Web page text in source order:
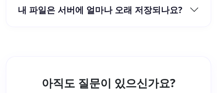
내 파일은 서버에 얼마나 오래 저장되나요?
아직도 질문이 있으신가요?